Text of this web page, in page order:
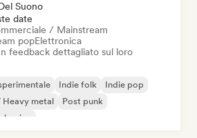
Suono
date
/ Mainstream
popElettronica
feedback dettagliato sul loro
Indie folk
Indie pop
Heavy metal
Post punk